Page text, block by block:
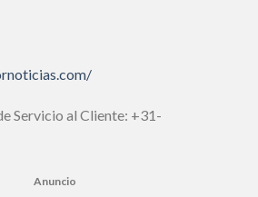
Servicio al Cliente: +31-
Anuncio